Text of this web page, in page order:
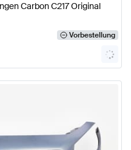
Carbon C217 Original
Vorbestellung